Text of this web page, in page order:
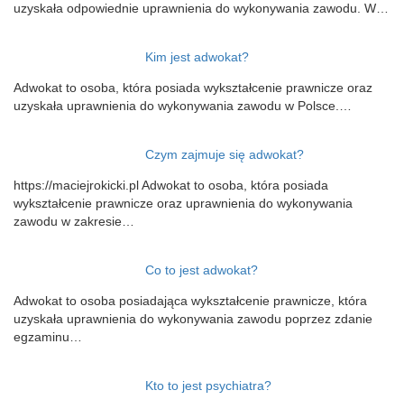
uzyskała odpowiednie uprawnienia do wykonywania zawodu. W…
Kim jest adwokat?
Adwokat to osoba, która posiada wykształcenie prawnicze oraz
uzyskała uprawnienia do wykonywania zawodu w Polsce.…
Czym zajmuje się adwokat?
https://maciejrokicki.pl Adwokat to osoba, która posiada
wykształcenie prawnicze oraz uprawnienia do wykonywania
zawodu w zakresie…
Co to jest adwokat?
Adwokat to osoba posiadająca wykształcenie prawnicze, która
uzyskała uprawnienia do wykonywania zawodu poprzez zdanie
egzaminu…
Kto to jest psychiatra?